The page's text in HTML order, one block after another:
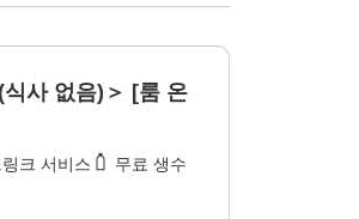
사 없음)＞ [룸 온
크 서비스
무료 생수